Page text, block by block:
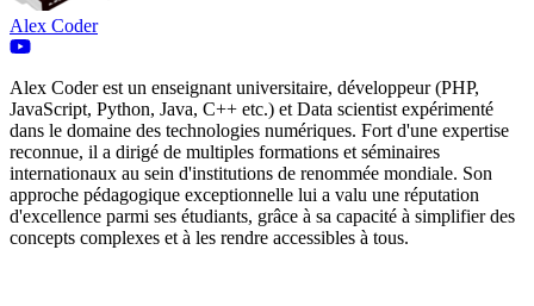
Alex Coder
Alex Coder est un enseignant universitaire, développeur (PHP,
JavaScript, Python, Java, C++ etc.) et Data scientist expérimenté
dans le domaine des technologies numériques. Fort d'une expertise
reconnue, il a dirigé de multiples formations et séminaires
internationaux au sein d'institutions de renommée mondiale. Son
approche pédagogique exceptionnelle lui a valu une réputation
d'excellence parmi ses étudiants, grâce à sa capacité à simplifier des
concepts complexes et à les rendre accessibles à tous.